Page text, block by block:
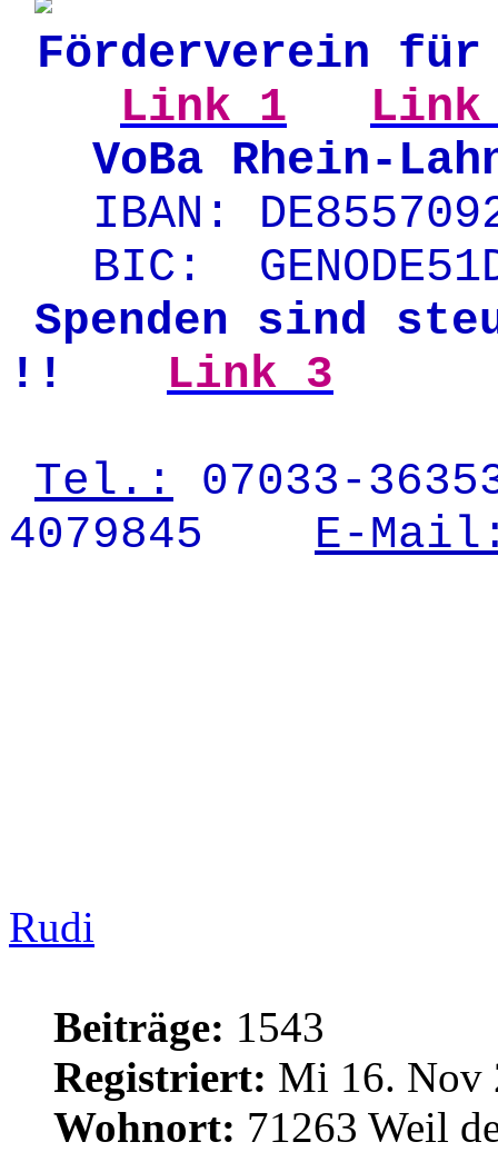
Förderverein für
Link 1
Link
VoBa Rhein-
IBAN:
BIC:
Spenden sind
!!
Link 3
Tel.:
07033-
4079845
E-
Rudi
Beiträge: 1543
Registriert: Mi 16. Nov
Wohnort: 71263 Weil